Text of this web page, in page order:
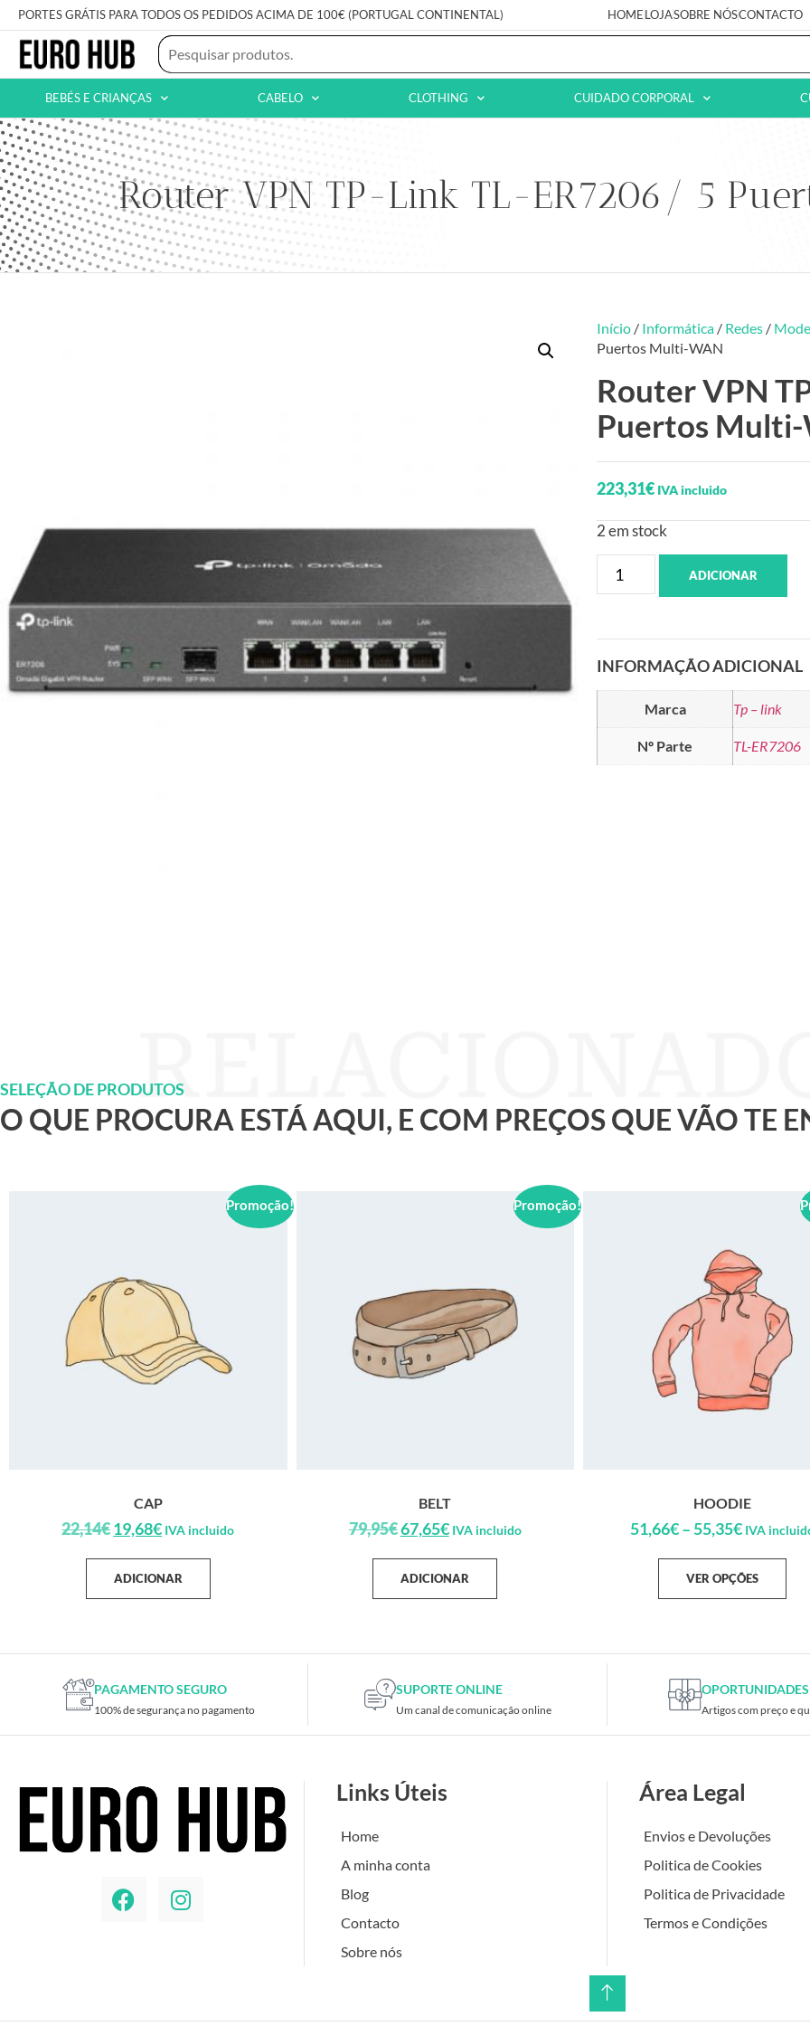
PORTES GRÁTIS PARA TODOS OS PEDIDOS ACIMA DE 100€ (PORTUGAL CONTINENTAL) HOMELOJASOBRE NÓSCONTACTO
BEBÉS E CRIANÇAS CABELO CLOTHING CUIDADO CORPORAL
Router VPN TP-Link TL-ER7206/ 5
Início / Informática / Redes /
Puertos Multi-WAN
Router VPN
Puertos
223,31€ IVA incluido
2 em stock
ADICIONAR
INFORMAÇÃO ADICIONAL
Marca Tp – link
Nº Parte TL-ER7206
SELEÇÃO DE PRODUTOS
O QUE PROCURA ESTÁ AQUI, E COM PREÇOS QUE VÃO TE
Promoção!
CAP
22,14€19,68€ IVA incluido
ADICIONAR
Promoção!
BELT
79,95€67,65€ IVA incluido
ADICIONAR
HOODIE
51,66€– 55,35€ IVA
VER OPÇÕES
PAGAMENTO SEGURO
100% de segurança no pagamento
SUPORTE ONLINE
Um canal de comunicação online
OPORTUNIDADES
Artigos com preço e
Links Úteis
Home
A minha conta
Blog
Contacto
Sobre nós
Área Legal
Envios e Devoluções
Politica de Cookies
Politica de Privacidade
Termos e Condições